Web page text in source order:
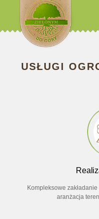
USŁUGI
Kompleksowe
aranżacja